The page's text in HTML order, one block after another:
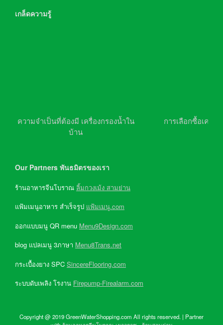
เกล็ดความรู้
ความจำเป็นที่ต้องมี เครื่องกรองน้ำใน
บ้าน
การเลือกซื้อเครื่อ
Our Partners พันธมิตรของเรา
ร้านอาหารจีนโบราณ ลิ้มกวงเม้ง สามย่าน
แฟ้มเมนูอาหาร สำเร็จรูป แฟ้มเมนู.com
ออกแบบมนู QR menu Menu9Design.com
blog แปลเมนู 3ภาษา Menu8Trans.net
กระเบื้องยาง SPC SincereFlooring.com
ระบบดับเพลิง โรงาน Firepump-Firealarm.com
Copyright @ 2019 GreenWaterShopping.com All rights reserved. | Partner